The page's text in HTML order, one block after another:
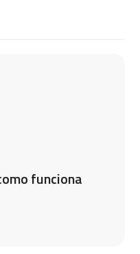
funciona